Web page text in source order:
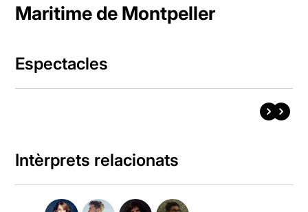
Maritime de Montpeller
Espectacles
Intèrprets relacionats